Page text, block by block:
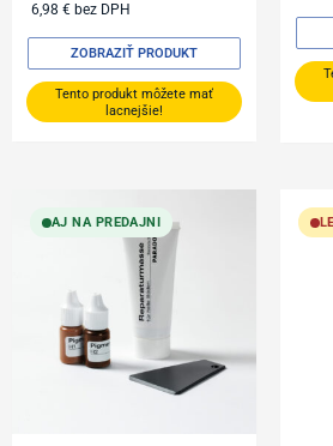
6,98€ bez DPH
Tento produkt môžete mať
lacnejšie!
ZOBRAZIŤ PRODUKT
AJ NA PREDAJNI